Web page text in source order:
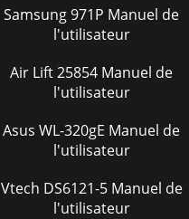
Samsung 971P Manuel de
l'utilisateur
Air Lift 25854 Manuel de
l'utilisateur
Asus WL-320gE Manuel de
l'utilisateur
Vtech DS6121-5 Manuel de
l'utilisateur